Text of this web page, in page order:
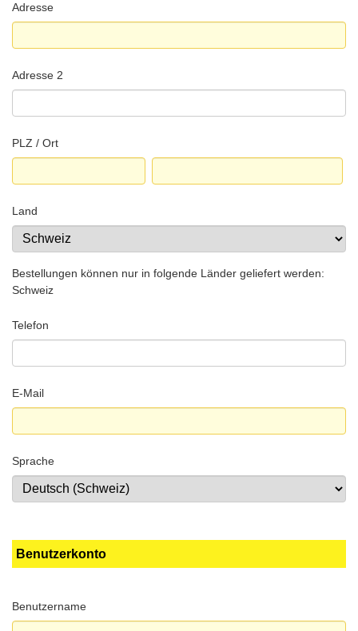
Adresse
Adresse 2
PLZ / Ort
Land
Bestellungen können nur in folgende Länder geliefert werden:
Schweiz
Telefon
E-Mail
Sprache
Benutzerkonto
Benutzername